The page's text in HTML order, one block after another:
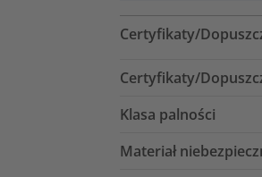
Certyfikaty/
Certyfikaty/
Klasa palności
Materiał